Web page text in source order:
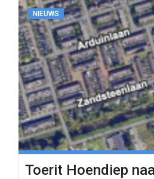
NIEUWS
Toerit Hoendiep